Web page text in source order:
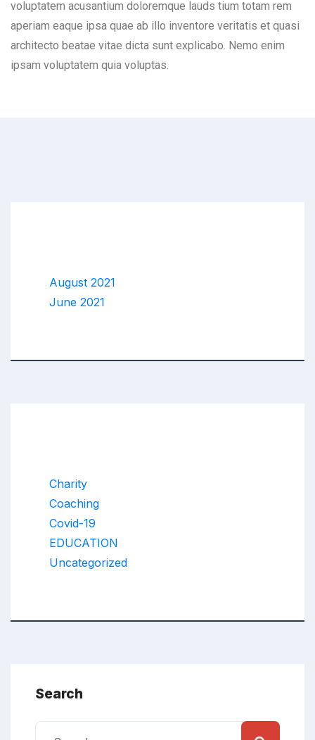
voluptatem acusantium doloremque lauds tium totam rem
aperiam eaque ipsa quae ab illo inventore veritatis et quasi
architecto beatae vitae dicta sunt explicabo. Nemo enim
ipsam voluptatem quia voluptas.
August 2021
June 2021
Charity
Coaching
Covid-19
EDUCATION
Uncategorized
Search